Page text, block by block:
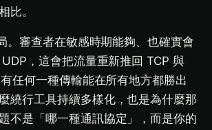
比。
。審查者在敏感時期能夠、也確實會
，這會把流量重新推回 TCP 與
任何一種傳輸能在所有地方都勝出
行工具持續多樣化，也是為什麼那
不是「哪一種通訊協定」，而是你的